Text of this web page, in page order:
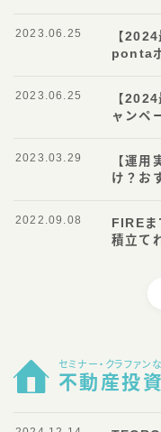
【
ponta
2023.06.25
【
ャンペ
2023.06.25
【運用
け？お
2023.03.29
FIRE
積立て
2022.09.08
セミナー・クラファン
不動産投資